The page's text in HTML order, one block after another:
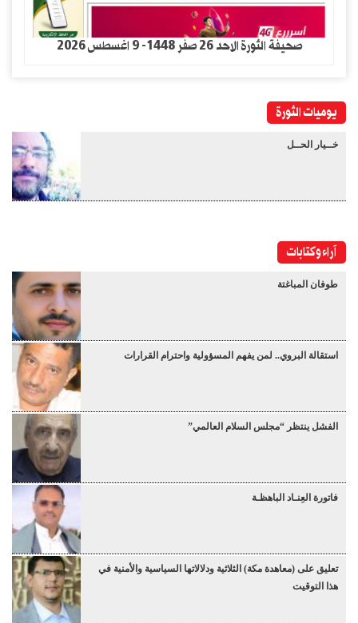
صحيفة الثورة الاحد 26 صفر 1448- 9 اغسطس 2026
يوميات الثورة
خــيار الحــل
آراء وكتابات
طوفان المباغتة
استقالة البروي.. لمن يفهم المسؤولية واحترام القرارات
الفشل ينتظر “مجلس السلام العالمي”
فاتورة العِنـاد الباهظـة
تعليق على (معاهدة مكة) الثلاثية ودلالاتها السياسية والأمنية في
هذا التوقيت